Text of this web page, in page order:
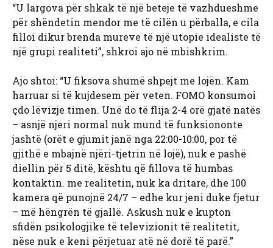
“U largova për shkak të një beteje të vazhdueshme
për shëndetin mendor me të cilën u përballa, e cila
filloi dikur brenda mureve të një utopie idealiste të
një grupi realiteti”, shkroi ajo në mbishkrim.
Ajo shtoi: “U fiksova shumë shpejt me lojën. Kam
harruar si të kujdesem për veten. FOMO konsumoi
çdo lëvizje timen. Unë do të flija 2-4 orë gjatë natës
– asnjë njeri normal nuk mund të funksiononte
jashtë (orët e gjumit janë nga 22:00-10:00, por të
gjithë e mbajnë njëri-tjetrin në lojë), nuk e pashë
diellin për 5 ditë, kështu që fillova të humbas
kontaktin. me realitetin, nuk ka dritare, dhe 100
kamera që punojnë 24/7 – edhe kur jeni duke fjetur
– më hëngrën të gjallë. Askush nuk e kupton
sfidën psikologjike të televizionit të realitetit,
nëse nuk e keni përjetuar atë në dorë të parë.”